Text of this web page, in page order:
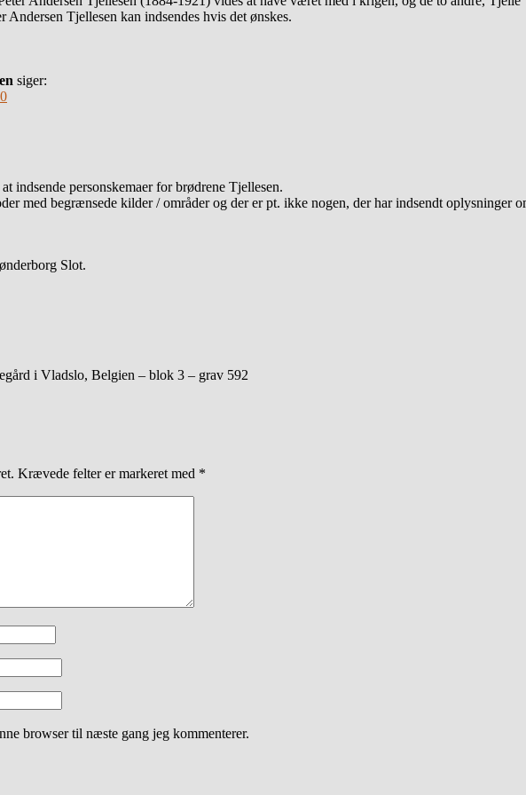
Tjellesen kan indsendes hvis det ønskes.
siger:
indsende personskemaer for brødrene Tjellesen.
med begrænsede kilder / områder og der er pt. ikke nogen, der har indsendt oplysninger
Slot.
i Vladslo, Belgien – blok 3 – grav 592
Krævede felter er markeret med *
browser til næste gang jeg kommenterer.